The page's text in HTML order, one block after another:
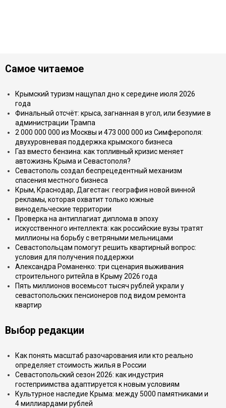
Самое читаемое
Крымский туризм нащупал дно к середине июля 2026
года
Финальный отсчёт: крыса, загнанная в угол, или безумие в
администрации Трампа
2 000 000 000 из Москвы и 473 000 000 из Симферополя:
двухуровневая поддержка крымского бизнеса
Газ вместо бензина: как топливный кризис меняет
автожизнь Крыма и Севастополя?
Севастополь создал беспрецедентный механизм
спасения местного бизнеса
Крым, Краснодар, Дагестан: география новой винной
рекламы, которая охватит только южные
винодельческие территории
Проверка на антиплагиат диплома в эпоху
искусственного интеллекта: как российские вузы тратят
миллионы на борьбу с ветряными мельницами
Севастопольцам помогут решить квартирный вопрос:
условия для получения поддержки
Александра Романенко: три сценария выживания
строительного ритейла в Крыму 2026 года
Пять миллионов восемьсот тысяч рублей украли у
севастопольских пенсионеров под видом ремонта
квартир
Выбор редакции
Как понять масштаб разочарования или кто реально
определяет стоимость жилья в России
Севастопольский сезон 2026: как индустрия
гостеприимства адаптируется к новым условиям
Культурное наследие Крыма: между 5000 памятниками и
4 миллиардами рублей